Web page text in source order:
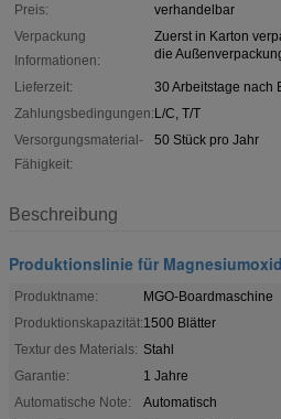
Preis:
verhandelbar
Verpackung
Informationen:
Zuerst in Karton
die
Lieferzeit:
30 Arbeitstage nach
Zahlungsbedingungen:L/C, T/T
Versorgungsmaterial-
Fähigkeit:
50 Stück pro Jahr
Beschreibung
Produktionslinie für
Produktname:
MGO-Boardmaschine
Produktionskapazität:1500 Blätter
Textur des Materials: Stahl
Garantie:
1 Jahre
Automatische Note:
Automatisch